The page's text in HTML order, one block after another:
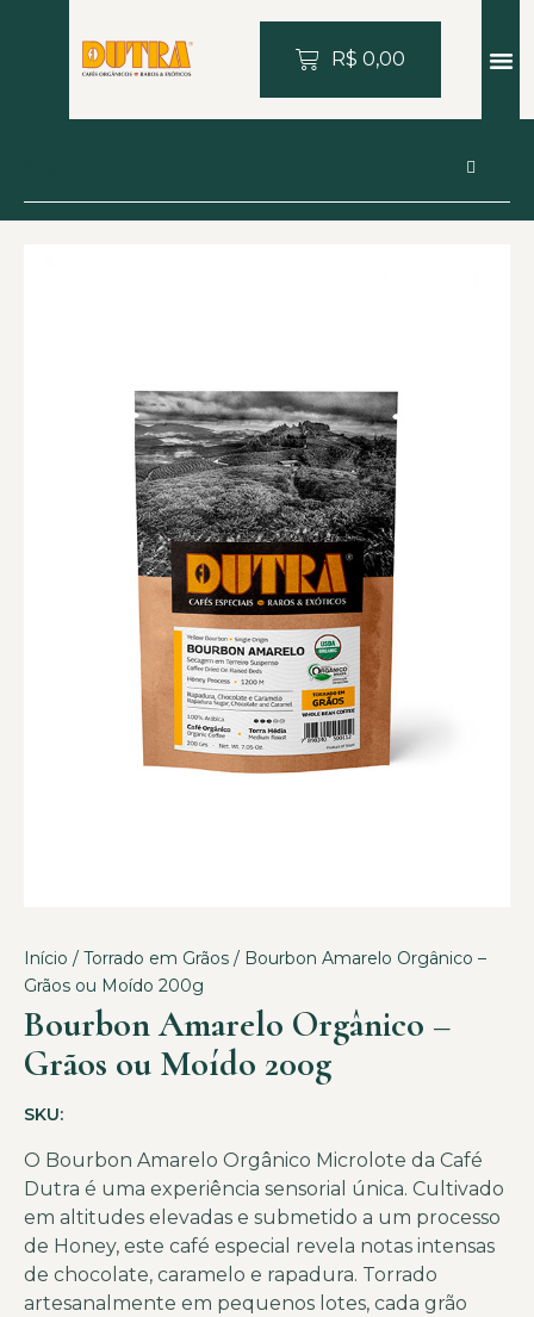
R$ 0,00
Início / Torrado em Grãos / Bourbon Amarelo Orgânico –
Grãos ou Moído 200g
Bourbon Amarelo Orgânico –
Grãos ou Moído 200g
SKU:
O Bourbon Amarelo Orgânico Microlote da Café
Dutra é uma experiência sensorial única. Cultivado
em altitudes elevadas e submetido a um processo
de Honey, este café especial revela notas intensas
de chocolate, caramelo e rapadura. Torrado
artesanalmente em pequenos lotes, cada grão